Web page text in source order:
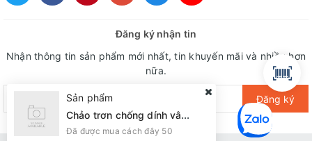
Đăng ký nhận tin
Nhận thông tin sản phẩm mới nhất, tin khuyến mãi và nhiều hơn
nữa.
Đăng ký
Sản phẩm
Chảo trơn chống dính vân đá Sunhouse eco SVE30 ( Đun ga)
Đã được mua cách đây 50